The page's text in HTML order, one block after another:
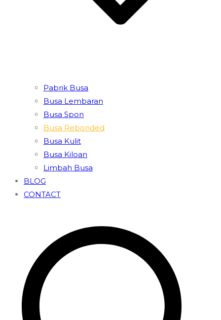
Pabrik Busa
Busa Lembaran
Busa Spon
Busa Rebonded
Busa Kulit
Busa Kiloan
Limbah Busa
BLOG
CONTACT